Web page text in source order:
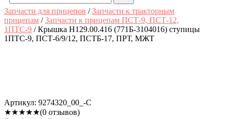
Запчасти для прицепов /Запчасти к тракторным
прицепам /Запчасти к прицепам ПСТ-9, ПСТ-12,
1ПТС-9 / Крышка Н129.00.416 (771Б-3104016) ступицы
1ПТС-9, ПСТ-6/9/12, ПСТБ-17, ПРТ, МЖТ
Артикул: 9274320_00_-С
★★★★★(0 отзывов)